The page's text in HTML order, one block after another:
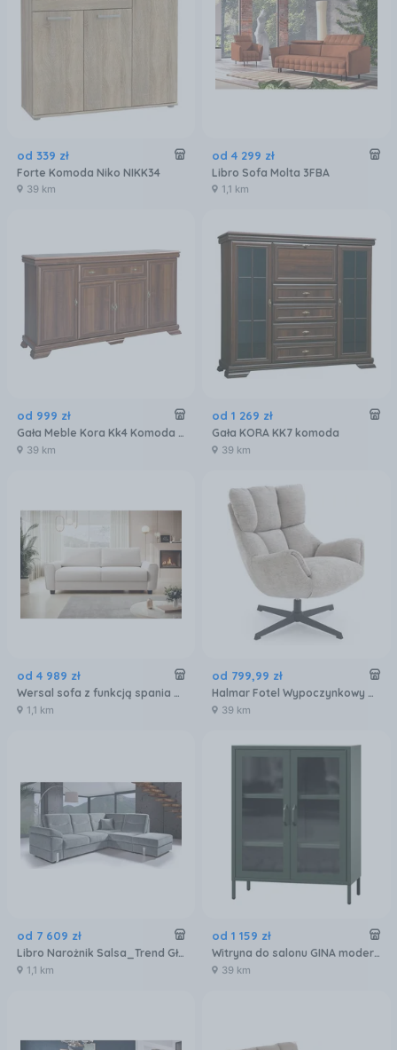
od 339 zł
Forte Komoda Niko NIKK34
39 km
od 4 299 zł
Libro Sofa Molta 3FBA
1,1 km
od 999 zł
Gała Meble Kora Kk4 Komoda 4 Drzwi 1 Szuflady
39 km
od 1 269 zł
Gała KORA KK7 komoda
39 km
od 4 989 zł
Wersal sofa z funkcją spania CAPRI rozmiar materaca 120x200 tkanina grupa 3
1,1 km
od 799,99 zł
Halmar Fotel Wypoczynkowy Orinoko Beżowy Klasyczny (Vchorinokofotbeżowy)
39 km
od 7 609 zł
Libro Narożnik Salsa_Trend Gł. 230 1HOBKLE2FOBKR
1,1 km
od 1 159 zł
Witryna do salonu GINA modern: butelkowa zieleń (1588), komoda za szkłem
39 km